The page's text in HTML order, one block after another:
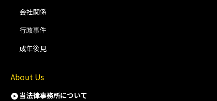
会社関係
行政事件
成年後見
About Us
当法律事務所について